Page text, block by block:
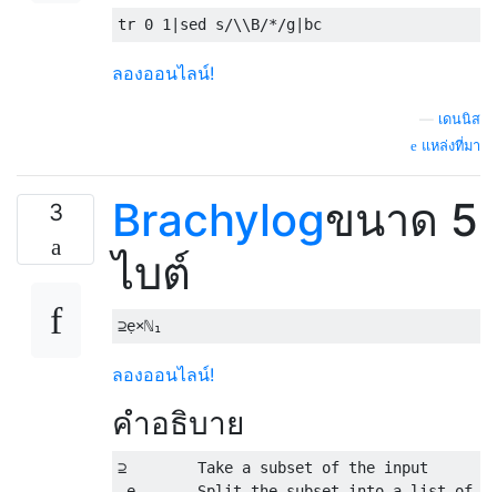
tr 0 1 sed s/\\B/*/g bc
ลองออนไลน์!
เดนนิส
แหล่งที่มา
3 Brachylogขนาด 5
ไบต์
ลองออนไลน์!
คำอธิบาย
⊇        Take a subset of the input